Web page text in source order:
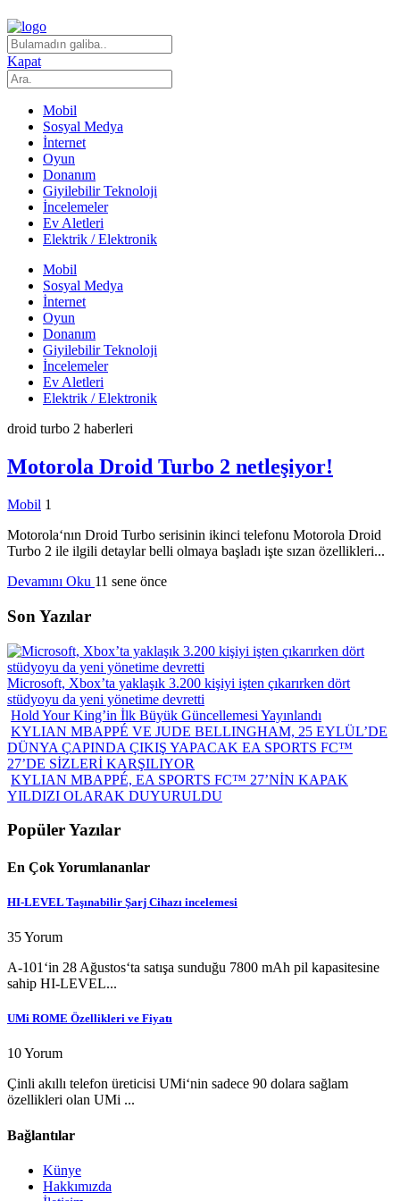
Kapat
Mobil
Sosyal Medya
İnternet
Oyun
Donanım
Giyilebilir Teknoloji
İncelemeler
Ev Aletleri
Elektrik / Elektronik
Mobil
Sosyal Medya
İnternet
Oyun
Donanım
Giyilebilir Teknoloji
İncelemeler
Ev Aletleri
Elektrik / Elektronik
droid turbo 2 haberleri
Motorola Droid Turbo 2 netleşiyor!
Mobil 1
Motorola‘nın Droid Turbo serisinin ikinci telefonu Motorola Droid
Turbo 2 ile ilgili detaylar belli olmaya başladı işte sızan özellikleri...
Devamını Oku 11 sene önce
Son Yazılar
Microsoft, Xbox’ta yaklaşık 3.200 kişiyi işten çıkarırken dört
stüdyoyu da yeni yönetime devretti
Hold Your King’in İlk Büyük Güncellemesi Yayınlandı
KYLIAN MBAPPÉ VE JUDE BELLINGHAM, 25 EYLÜL’DE
DÜNYA ÇAPINDA ÇIKIŞ YAPACAK EA SPORTS FC™
27’DE SİZLERİ KARŞILIYOR
KYLIAN MBAPPÉ, EA SPORTS FC™ 27’NİN KAPAK
YILDIZI OLARAK DUYURULDU
Popüler Yazılar
En Çok Yorumlananlar
HI-LEVEL Taşınabilir Şarj Cihazı incelemesi
35 Yorum
A-101‘in 28 Ağustos‘ta satışa sunduğu 7800 mAh pil kapasitesine
sahip HI-LEVEL...
UMi ROME Özellikleri ve Fiyatı
10 Yorum
Çinli akıllı telefon üreticisi UMi‘nin sadece 90 dolara sağlam
özellikleri olan UMi ...
Bağlantılar
Künye
Hakkımızda